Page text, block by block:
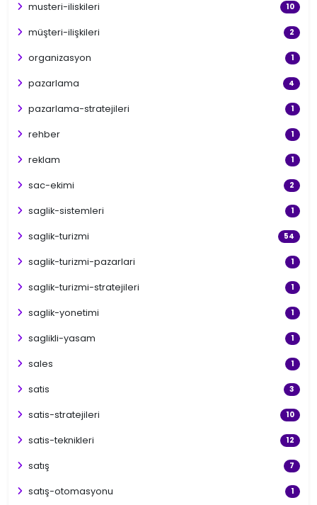
musteri-iliskileri 10
müşteri-ilişkileri 2
organizasyon 1
pazarlama 4
pazarlama-stratejileri 1
rehber 1
reklam 1
sac-ekimi 2
saglik-sistemleri 1
saglik-turizmi 54
saglik-turizmi-pazarlari 1
saglik-turizmi-stratejileri 1
saglik-yonetimi 1
saglikli-yasam 1
sales 1
satis 3
satis-stratejileri 10
satis-teknikleri 12
satış 7
satış-otomasyonu 1